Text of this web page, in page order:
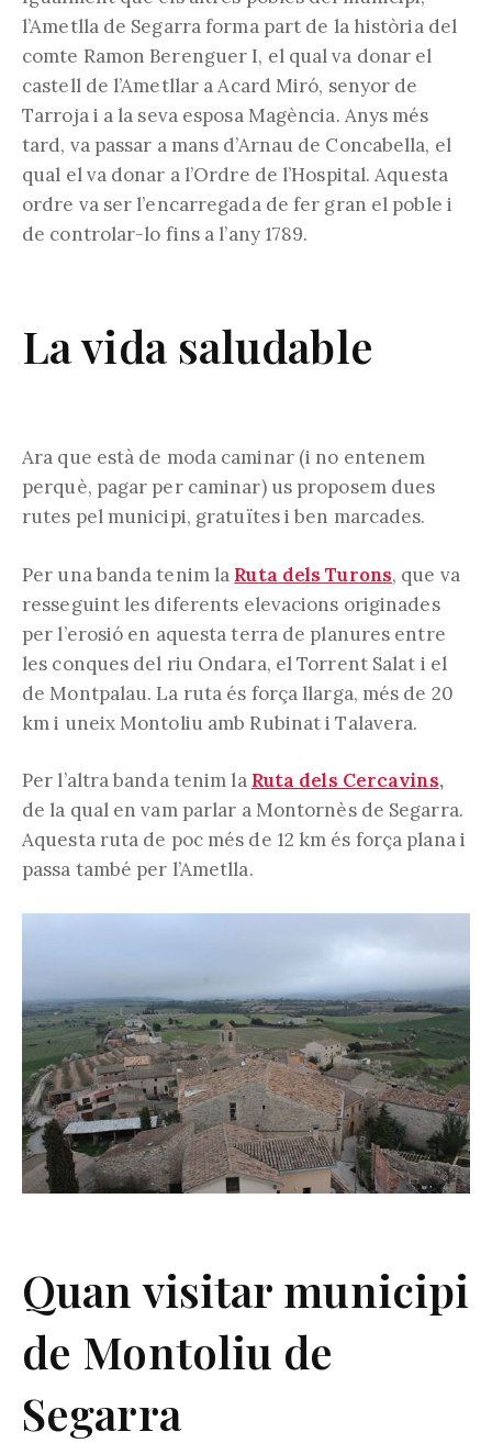
l’Ametlla de Segarra forma part de la història del
comte Ramon Berenguer I, el qual va donar el
castell de l’Ametllar a Acard Miró, senyor de
Tarroja i a la seva esposa Magència. Anys més
tard, va passar a mans d’Arnau de Concabella, el
qual el va donar a l’Ordre de l’Hospital. Aquesta
ordre va ser l’encarregada de fer gran el poble i
de controlar-lo fins a l’any 1789.
La vida saludable
Ara que està de moda caminar (i no entenem
perquè, pagar per caminar) us proposem dues
rutes pel municipi, gratuïtes i ben marcades.
Per una banda tenim la Ruta dels Turons, que va
resseguint les diferents elevacions originades
per l’erosió en aquesta terra de planures entre
les conques del riu Ondara, el Torrent Salat i el
de Montpalau. La ruta és força llarga, més de 20
km i uneix Montoliu amb Rubinat i Talavera.
Per l’altra banda tenim la Ruta dels Cercavins,
de la qual en vam parlar a Montornès de Segarra.
Aquesta ruta de poc més de 12 km és força plana i
passa també per l’Ametlla.
Quan visitar municipi
de Montoliu de
Segarra